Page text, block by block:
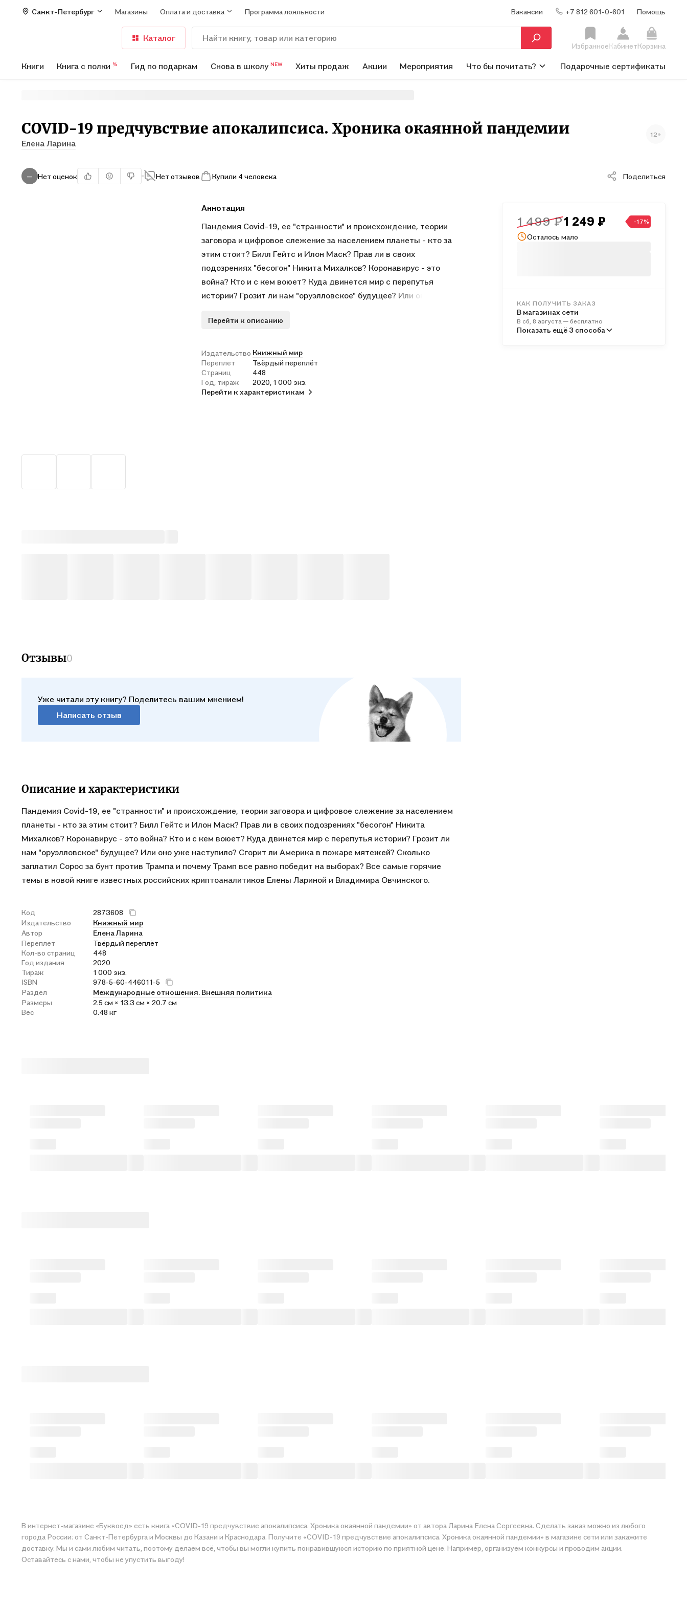
Санкт-Петербург Магазины Оплата и доставка Программа лояльности Вакансии +7 812 601-0-601 Помощь
Каталог
ИзбранноеКабинетКорзина
Книги Книга с полки % Гид по подаркам Снова в школу NEW Хиты продаж Акции Мероприятия Что бы почитать? Подарочные сертификаты
COVID-19 предчувствие апокалипсиса. Хроника окаянной пандемии
Елена Ларина
12+
— Нет оценок Нет отзывов Купили 4 человека Поделиться
Аннотация
Пандемия Covid-19, ее "странности" и происхождение, теории
заговора и цифровое слежение за населением планеты - кто за
этим стоит? Билл Гейтс и Илон Маск? Прав ли в своих
подозрениях "бесогон" Никита Михалков? Коронавирус - это
война? Кто и с кем воюет? Куда двинется мир с перепутья
истории? Грозит ли нам "оруэлловское" будущее? Или оно уже
заплатил Сорос за бунт против Трампа и почему Трамп все
книге известных российских криптоаналитиков Елены Лариной
и Владимира Овчинского.
Перейти к описанию
Издательство Книжный мир
Переплет
Твёрдый переплёт
Страниц
448
Год, тираж
2020, 1 000 экз.
Перейти к характеристикам
1 499 ₽1 249 ₽ -17%
Осталось мало
КАК ПОЛУЧИТЬ ЗАКАЗ
В магазинах сети
В сб, 8 августа — бесплатно
В пунктах выдачи
Показать ещё 3 способа
Отзывы0
Уже читали эту книгу? Поделитесь вашим мнением!
Написать отзыв
Описание и характеристики
Пандемия Covid-19, ее "странности" и происхождение, теории заговора и цифровое слежение за населением
планеты - кто за этим стоит? Билл Гейтс и Илон Маск? Прав ли в своих подозрениях "бесогон" Никита
Михалков? Коронавирус - это война? Кто и с кем воюет? Куда двинется мир с перепутья истории? Грозит ли
нам "оруэлловское" будущее? Или оно уже наступило? Сгорит ли Америка в пожаре мятежей? Сколько
заплатил Сорос за бунт против Трампа и почему Трамп все равно победит на выборах? Все самые горячие
темы в новой книге известных российских криптоаналитиков Елены Лариной и Владимира Овчинского.
Код
2873608
Издательство
Книжный мир
Автор
Елена Ларина
Переплет
Твёрдый переплёт
Кол-во страниц
448
Год издания
2020
Тираж
1 000 экз.
ISBN
978-5-60-446011-5
Раздел
Международные отношения. Внешняя политика
Размеры
2.5 см × 13.3 см × 20.7 см
Вес
0.48 кг
В интернет-магазине «Буквоед» есть книга «COVID-19 предчувствие апокалипсиса. Хроника окаянной пандемии» от автора Ларина Елена Сергеевна. Сделать заказ можно из любого
города России: от Санкт-Петербурга и Москвы до Казани и Краснодара. Получите «COVID-19 предчувствие апокалипсиса. Хроника окаянной пандемии» в магазине сети или закажите
доставку. Мы и сами любим читать, поэтому делаем всё, чтобы вы могли купить понравившуюся историю по приятной цене. Например, организуем конкурсы и проводим акции.
Оставайтесь с нами, чтобы не упустить выгоду!